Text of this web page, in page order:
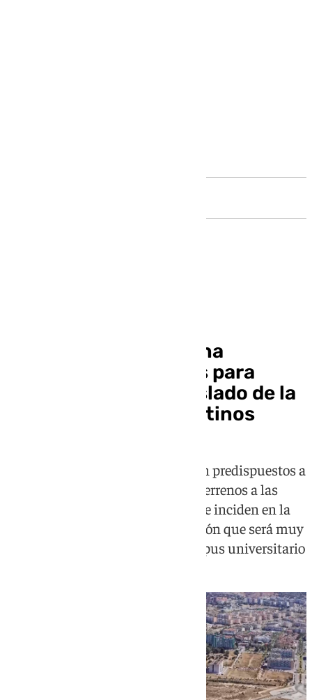
La UMA constituye una
comisión de expertos para
valorar el posible traslado de la
Nueva Rosaleda a Teatinos
Desde la Universidad se muestran predispuestos a
estudiar la opción de ceder estos terrenos a las
instituciones propietarias, aunque inciden en la
importancia de valorar esta decisión que será muy
relevante para el futuro en el campus universitario